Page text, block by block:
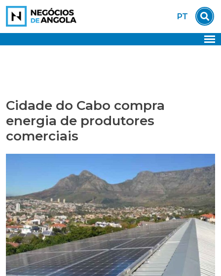
Skip
content
PT
Cidade do Cabo compra
energia de produtores
comerciais